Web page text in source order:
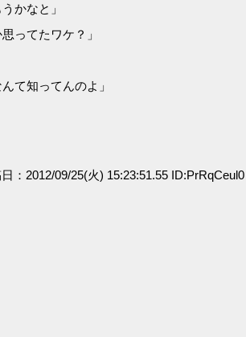
かなと」
ってたワケ？」
て知ってんのよ」
：2012/09/25(火) 15:23:51.55 ID:PrRqCeul0